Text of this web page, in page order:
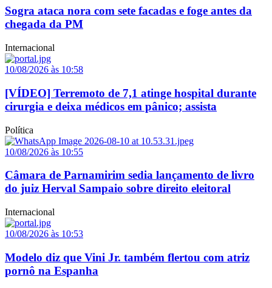
Sogra ataca nora com sete facadas e foge antes da
chegada da PM
Internacional
10/08/2026 às 10:58
[VÍDEO] Terremoto de 7,1 atinge hospital durante
cirurgia e deixa médicos em pânico; assista
Política
10/08/2026 às 10:55
Câmara de Parnamirim sedia lançamento de livro
do juiz Herval Sampaio sobre direito eleitoral
Internacional
10/08/2026 às 10:53
Modelo diz que Vini Jr. também flertou com atriz
pornô na Espanha